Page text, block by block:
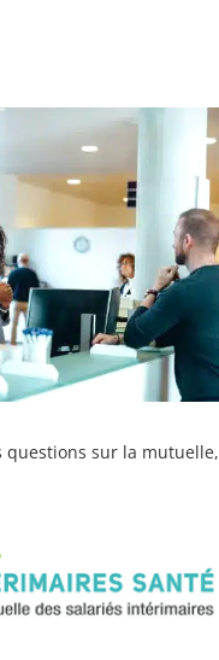
questions sur la mutuelle,